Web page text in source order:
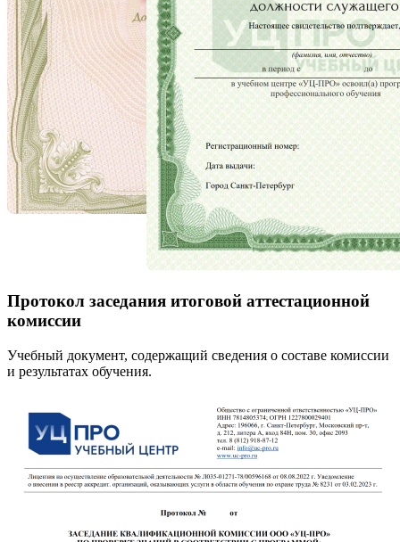
Протокол заседания итоговой аттестационной
комиссии
Учебный документ, содержащий сведения о составе комиссии
и результатах обучения.